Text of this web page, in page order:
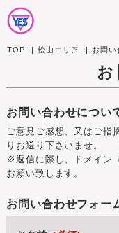
TOP 松山エリア お問い
お問い合わせについ
ご意見ご感想、又はご指
りお送り下さいませ。
※返信に際し、ドメイン
お願い致します。
お問い合わせフォー